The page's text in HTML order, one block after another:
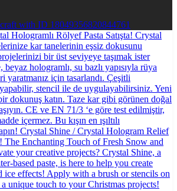
with ID 18049356820844761